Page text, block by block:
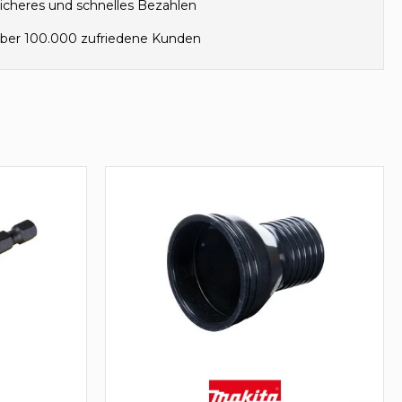
und schnelles Bezahlen
100.000 zufriedene Kunden